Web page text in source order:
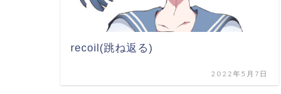
recoil(跳ね返る)
2022年5月7日